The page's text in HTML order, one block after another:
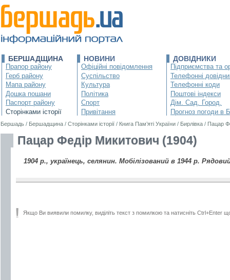
БЕРШАДЩИНА
Прапор району
Герб району
Мапа району
Дошка пошани
Паспорт району
Сторінками історії
НОВИНИ
Офіційні повідомлення
Суспільство
Культура
Політика
Спорт
Привітання
ДОВІДНИКИ
Підприємства та
Телефонні
Телефонні коди
Поштові індекси
Дім. Сад. Город.
Прогноз погоди в
Бершадь / Бершадщина / Сторінками історії / Книга Пам’яті України / Бирлівка / Пацар
Пацар Федір Микитович (1904)
1904 р., українець, селянин. Мобілізований в 1944 р.
Якщо Ви виявили помилку, виділіть текст з помилкою та натисніть Ctrl+Enter